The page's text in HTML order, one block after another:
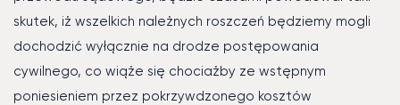
skutek, iż wszelkich należnych roszczeń będziemy mogli
dochodzić wyłącznie na drodze postępowania
cywilnego, co wiąże się chociażby ze wstępnym
poniesieniem przez pokrzywdzonego kosztów